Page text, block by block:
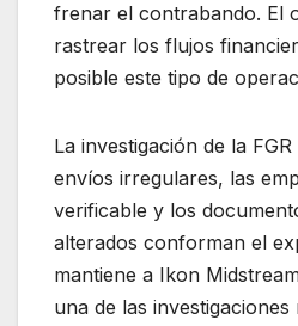
frenar el contrabando. El
rastrear los flujos
posible este tipo de
La investigación de la
envíos irregulares, las
verificable y los
alterados conforman el
mantiene a Ikon
una de las investigaciones